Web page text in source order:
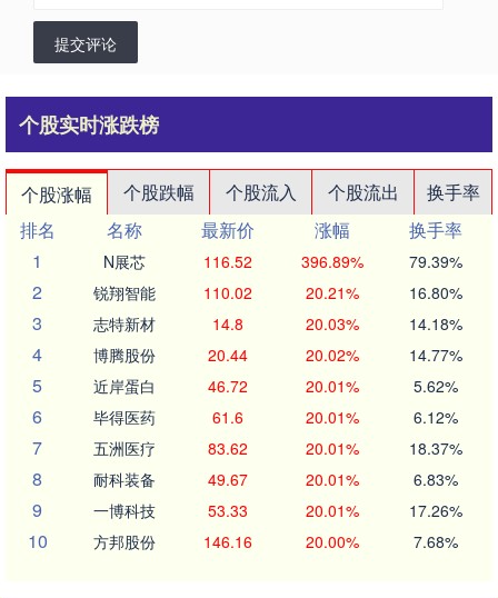
提交评论
个股实时涨跌榜
个股涨幅 个股跌幅 个股流入 个股流出
换手率
排名
名称 最新价 涨幅
换手率
1
N展芯 116.52 396.89% 79.39%
2 锐翔智能 110.02 20.21% 16.80%
3 志特新材 14.8 20.03% 14.18%
4 博腾股份 20.44 20.02% 14.77%
5 近岸蛋白 46.72 20.01% 5.62%
6 毕得医药 61.6 20.01% 6.12%
7 五洲医疗 83.62 20.01% 18.37%
8 耐科装备 49.67 20.01% 6.83%
9 一博科技 53.33 20.01% 17.26%
10 方邦股份 146.16 20.00% 7.68%